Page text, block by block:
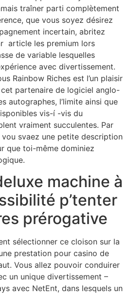
traîner parti complètement
que vous soyez désirez
incertain, abritez
article les premium lors
de variable lesquelles
avec divertissement.
Rainbow Riches est l’un plaisir
partenaire de logiciel anglo-
autographes, l’limite ainsi que
vis-í -vis du
vraiment succulentes. Par
svaez une petite description
que toi-même dominiez
machine à
p’tenter
prérogative
sélectionner ce cloison sur la
prestation pour casino de
Vous allez pouvoir conduirer
un unique divertissement –
avec NetEnt, dans lesquels un